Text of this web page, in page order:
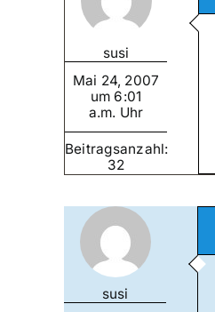
susi
Mai 24, 2007
um 6:01
a.m. Uhr
Beitragsanzahl:
32
susi